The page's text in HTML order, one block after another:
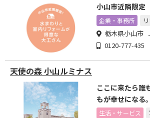
小山市近隣限定
企業・事務所
栃木県小山市
0120-777-435
天使の森 小山ルミナス
ここに来たら誰
もが幸せになる。
生活・サービス